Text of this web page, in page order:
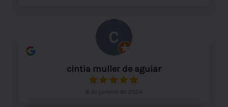
cintia muller de aguiar
6 de janeiro de 2024